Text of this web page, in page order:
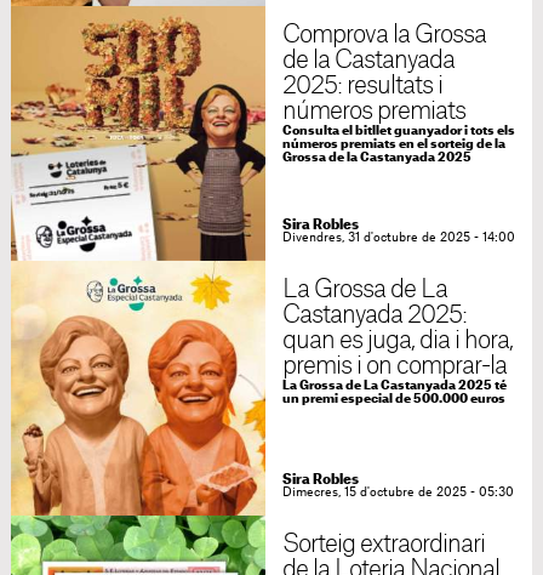
Comprova la Grossa
de la Castanyada
2025: resultats i
números premiats
Consulta el bitllet guanyador i tots els
números premiats en el sorteig de la
Grossa de la Castanyada 2025
Sira Robles
Divendres, 31 d'octubre de 2025 - 14:00
La Grossa de La
Castanyada 2025:
quan es juga, dia i hora,
premis i on comprar-la
La Grossa de La Castanyada 2025 té
un premi especial de 500.000 euros
Sira Robles
Dimecres, 15 d'octubre de 2025 - 05:30
Sorteig extraordinari